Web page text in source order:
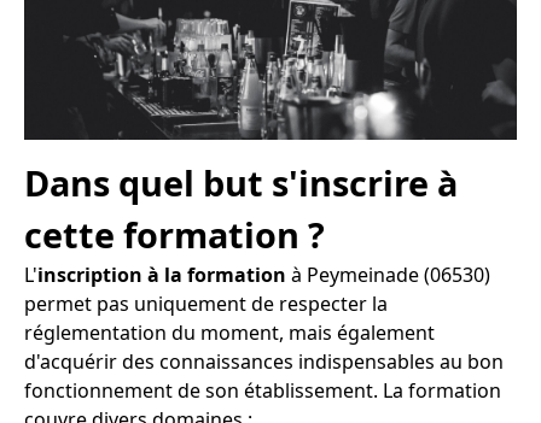
Dans quel but s'inscrire à
cette formation ?
L'inscription à la formation à Peymeinade (06530)
permet pas uniquement de respecter la
réglementation du moment, mais également
d'acquérir des connaissances indispensables au bon
fonctionnement de son établissement. La formation